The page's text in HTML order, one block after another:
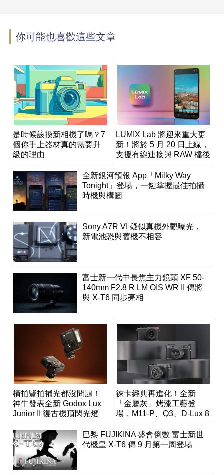
你可能也喜歡這些文章
是時候該換新相機了嗎？7
個你手上器材真的需要升
級的理由
LUMIX Lab 將迎來重大更
新！將於 5 月 20 日上線，
支援有線連接與 RAW 檔後
製
全新銀河預報 App「Milky Way
Tonight」登場，一鍵掌握最佳拍攝
時機與構圖
Sony A7R VI 疑似真機外觀曝光，
新電池恐與舊機不相容
富士新一代中長焦主力鏡頭 XF 50-
140mm F2.8 R LM OIS WR II 傳將
與 X-T6 同步亮相
橫拍豎拍補光都沒問題！
神牛發表全新 Godox Lux
Junior II 復古機頂閃光燈
徠卡經典再進化！全新
「金屬灰」烤漆工藝登
場，M11-P、Q3、D-Lux 8
領銜換裝
巴黎 FUJIKINA 盛會倒數 富士新世
代機皇 X-T6 傳 9 月第一周登場